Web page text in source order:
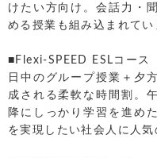
けたい方向け。会話力・
める授業も組み込まれてい
■Flexi-SPEED ESLコース
日中のグループ授業＋夕
成される柔軟な時間割。
降にしっかり学習を進め
を実現したい社会人に人気